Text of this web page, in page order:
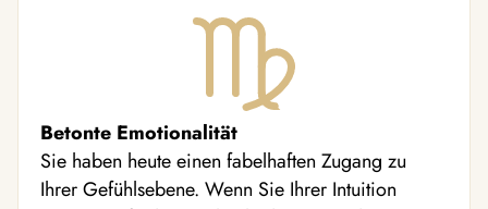
Betonte Emotionalität
Sie haben heute einen fabelhaften Zugang zu
Ihrer Gefühlsebene. Wenn Sie Ihrer Intuition